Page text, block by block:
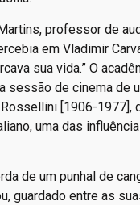
professor de
em Vladimir
sua vida.” O
sessão de cinema de
[1906-1977],
uma das
de um punhal de
guardado entre as